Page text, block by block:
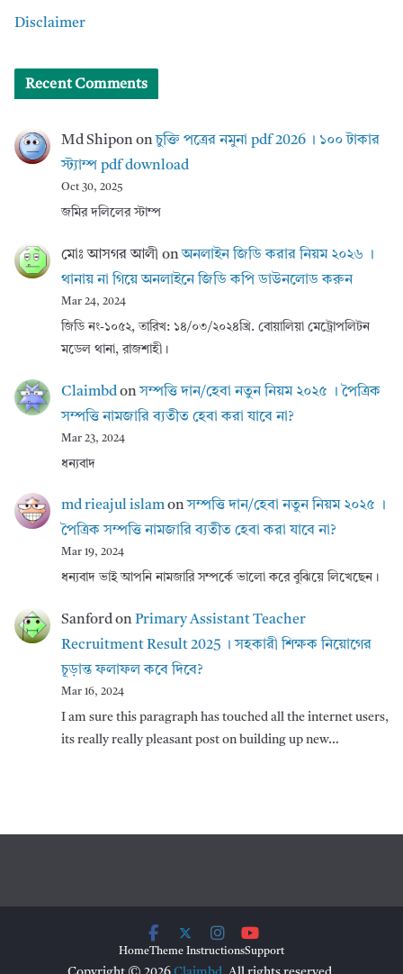
Disclaimer
Recent Comments
Md Shipononচুক্তি পত্রের নমুনা pdf 2026 । ১০০ টাকার
স্ট্যাম্প pdf download
Oct 30, 2025
জমির দলিলের স্টাম্প
মোঃ আসগর আলী onঅনলাইন জিডি করার নিয়ম ২০২৬ ।
থানায় না গিয়ে অনলাইনে জিডি কপি ডাউনলোড করুন
Mar 24, 2024
জিডি নং-১০৫২, তারিখ: ১৪/০৩/২০২৪খ্রি. বোয়ালিয়া মেট্রোপলিটন
মডেল থানা, রাজশাহী।
Claimbdonসম্পত্তি দান/হেবা নতুন নিয়ম ২০২৫ । পৈত্রিক
সম্পত্তি নামজারি ব্যতীত হেবা করা যাবে না?
Mar 23, 2024
ধন্যবাদ
md rieajul islamonসম্পত্তি দান/হেবা নতুন নিয়ম ২০২৫ ।
পৈত্রিক সম্পত্তি নামজারি ব্যতীত হেবা করা যাবে না?
Mar 19, 2024
ধন্যবাদ ভাই আপনি নামজারি সম্পর্কে ভালো করে বুঝিয়ে লিখেছেন।
SanfordonPrimary Assistant Teacher
Recruitment Result 2025 । সহকারী শিক্ষক নিয়োগের
চূড়ান্ত ফলাফল কবে দিবে?
Mar 16, 2024
I am sure this paragraph has touched all the internet users,
its really really pleasant post on building up new…
HomeTheme InstructionsSupport